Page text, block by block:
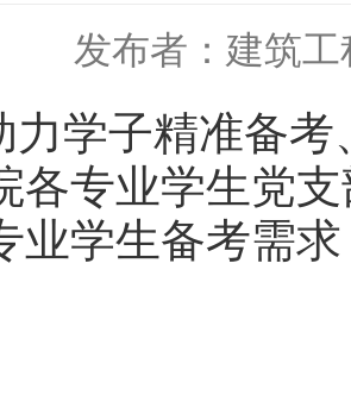
发布者：建筑工
力学子精准备
各专业学生党
业学生备考需